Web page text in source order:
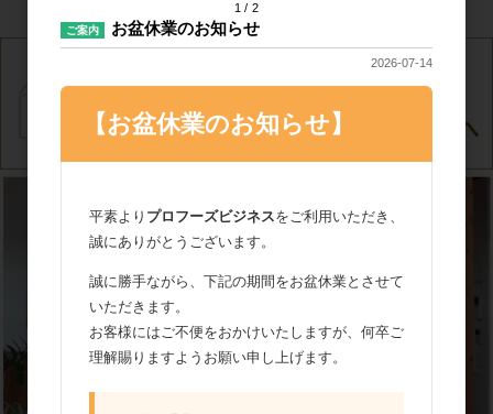
カートは空です
1 2
ご案内 お盆休業のお知らせ
2026-07-14
【お盆休業のお知らせ】
平素より プロフーズビジネスをご利用いただき、
誠にありがとうございます。
誠に勝手ながら、下記の期間をお盆休業とさせて
いただきます。
お客様にはご不便をおかけいたしますが、何卒ご
理解賜りますようお願い申し上げます。